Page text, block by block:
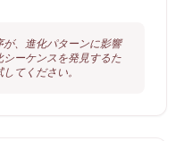
、進化パターンに影響
ーケンスを発見するた
てください。